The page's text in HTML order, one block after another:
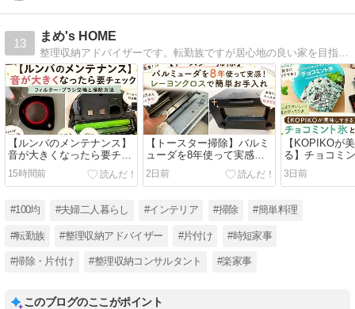
13
まめ's HOME
【ルンバのメンテナンス】
音が大きくなったら要チェ
ック！フィルター・ブラシ
交換と掃除方法
15時間前
【トースター掃除】バルミ
ューダを8年使って実感！
レーヨンクロスで簡単お手
入れ
2日前
【KOPIKOが
る】チョコミ
でハマった食
天お買い物マ
も紹介
3日前
#100均 #夫婦二人暮らし #インテリア #掃除 #簡単料理
#転勤族 #整理収納アドバイザー #片付け #時短家事
#掃除・片付け #整理収納コンサルタント #楽家事
このブログのここがポイント